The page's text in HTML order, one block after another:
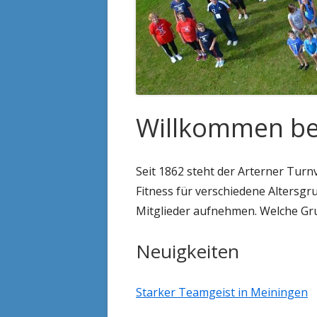
Willkommen
Seit 1862 steht der Arterner
Fitness für verschiedene
Mitglieder aufnehmen. Welche
Neuigkeiten
Starker Teamgeist in Meiningen